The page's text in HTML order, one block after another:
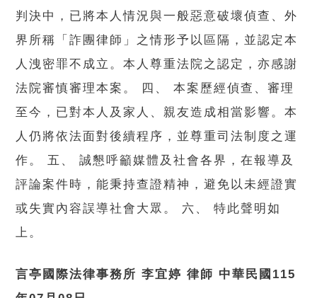
判決中，已將本人情況與一般惡意破壞偵查、外
界所稱「詐團律師」之情形予以區隔，並認定本
人洩密罪不成立。本人尊重法院之認定，亦感謝
法院審慎審理本案。 四、 本案歷經偵查、審理
至今，已對本人及家人、親友造成相當影響。本
人仍將依法面對後續程序，並尊重司法制度之運
作。 五、 誠懇呼籲媒體及社會各界，在報導及
評論案件時，能秉持查證精神，避免以未經證實
或失實內容誤導社會大眾。 六、 特此聲明如
上。
言亭國際法律事務所 李宜婷 律師 中華民國 115